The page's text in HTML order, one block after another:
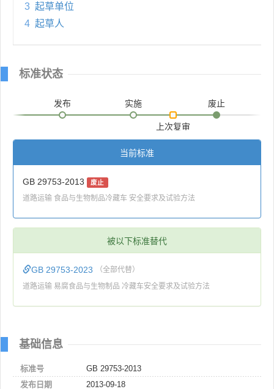
3 起草单位
4 起草人
标准状态
发布 实施
上次复审
废止
当前标准
GB 29753-2013 废止
道路运输 食品与生物制品冷藏车 安全要求及试验方法
被以下标准替代
GB 29753-2023 （全部代替）
道路运输 易腐食品与生物制品 冷藏车安全要求及试验方法
基础信息
标准号
GB 29753-2013
发布日期
2013-09-18